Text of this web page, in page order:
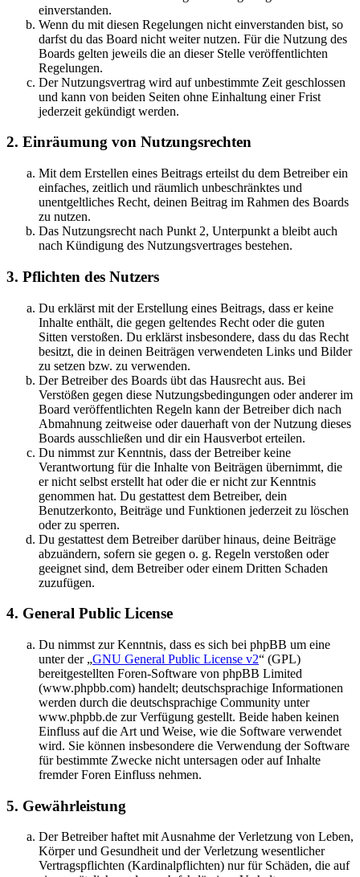
einverstanden.
Wenn du mit diesen Regelungen nicht einverstanden bist, so
darfst du das Board nicht weiter nutzen. Für die Nutzung des
Boards gelten jeweils die an dieser Stelle veröffentlichten
Regelungen.
Der Nutzungsvertrag wird auf unbestimmte Zeit geschlossen
und kann von beiden Seiten ohne Einhaltung einer Frist
jederzeit gekündigt werden.
2. Einräumung von Nutzungsrechten
Mit dem Erstellen eines Beitrags erteilst du dem Betreiber ein
einfaches, zeitlich und räumlich unbeschränktes und
unentgeltliches Recht, deinen Beitrag im Rahmen des Boards
zu nutzen.
Das Nutzungsrecht nach Punkt 2, Unterpunkt a bleibt auch
nach Kündigung des Nutzungsvertrages bestehen.
3. Pflichten des Nutzers
Du erklärst mit der Erstellung eines Beitrags, dass er keine
Inhalte enthält, die gegen geltendes Recht oder die guten
Sitten verstoßen. Du erklärst insbesondere, dass du das Recht
besitzt, die in deinen Beiträgen verwendeten Links und Bilder
zu setzen bzw. zu verwenden.
Der Betreiber des Boards übt das Hausrecht aus. Bei
Verstößen gegen diese Nutzungsbedingungen oder anderer im
Board veröffentlichten Regeln kann der Betreiber dich nach
Abmahnung zeitweise oder dauerhaft von der Nutzung dieses
Boards ausschließen und dir ein Hausverbot erteilen.
Du nimmst zur Kenntnis, dass der Betreiber keine
Verantwortung für die Inhalte von Beiträgen übernimmt, die
er nicht selbst erstellt hat oder die er nicht zur Kenntnis
genommen hat. Du gestattest dem Betreiber, dein
Benutzerkonto, Beiträge und Funktionen jederzeit zu löschen
oder zu sperren.
Du gestattest dem Betreiber darüber hinaus, deine Beiträge
abzuändern, sofern sie gegen o. g. Regeln verstoßen oder
geeignet sind, dem Betreiber oder einem Dritten Schaden
zuzufügen.
4. General Public License
Du nimmst zur Kenntnis, dass es sich bei phpBB um eine
unter der „GNU General Public License v2“ (GPL)
bereitgestellten Foren-Software von phpBB Limited
(www.phpbb.com) handelt; deutschsprachige Informationen
werden durch die deutschsprachige Community unter
www.phpbb.de zur Verfügung gestellt. Beide haben keinen
Einfluss auf die Art und Weise, wie die Software verwendet
wird. Sie können insbesondere die Verwendung der Software
für bestimmte Zwecke nicht untersagen oder auf Inhalte
fremder Foren Einfluss nehmen.
5. Gewährleistung
Der Betreiber haftet mit Ausnahme der Verletzung von Leben,
Körper und Gesundheit und der Verletzung wesentlicher
Vertragspflichten (Kardinalpflichten) nur für Schäden, die auf